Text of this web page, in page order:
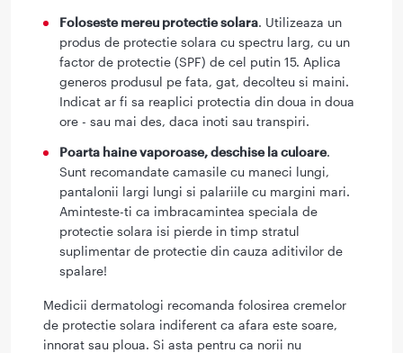
Foloseste mereu protectie solara. Utilizeaza un
produs de protectie solara cu spectru larg, cu un
factor de protectie (SPF) de cel putin 15. Aplica
generos produsul pe fata, gat, decolteu si maini.
Indicat ar fi sa reaplici protectia din doua in doua
ore - sau mai des, daca inoti sau transpiri.
Poarta haine vaporoase, deschise la culoare.
Sunt recomandate camasile cu maneci lungi,
pantalonii largi lungi si palariile cu margini mari.
Aminteste-ti ca imbracamintea speciala de
protectie solara isi pierde in timp stratul
suplimentar de protectie din cauza aditivilor de
spalare!
Medicii dermatologi recomanda folosirea cremelor
de protectie solara indiferent ca afara este soare,
innorat sau ploua. Si asta pentru ca norii nu